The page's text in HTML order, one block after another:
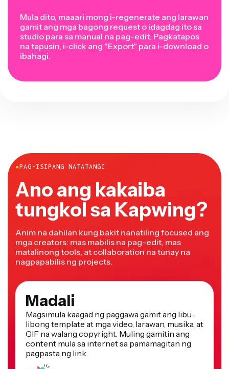
Mula dito, maaari mong i-regenerate ang larawan
gamit ang mga bagong request o idagdag ito sa
studio para sa manual na pag-edit. Pagkatapos
na tapusin, i-click ang "Export" para i-download o
ibahagi.
●PAG-ISIPANG NATATANGI
Ano ang kakaiba
tungkol sa Kapwing?
Anim na dahilan kung bakit nanatiling focused ang
mga creators: mas mabilis na pag-edit, mas
matalinong tools, at collaboration na tunay na
nagpapabilis ng projects.
Madali
Magsimula kaagad ng paggawa gamit ang libu-
libong template at mga video, larawan, musika, at
GIF na walang copyright. Muling gamitin ang
content mula sa internet sa pamamagitan ng
pagpasta ng link.